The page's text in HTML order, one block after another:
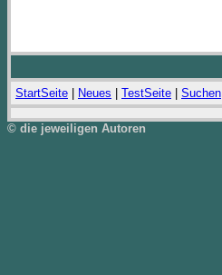
StartSeite Neues TestSeite Suchen
© die jeweiligen Autoren